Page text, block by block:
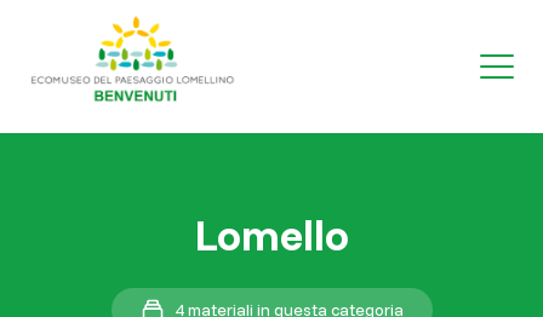
Lomello
4 materiali in questa categoria